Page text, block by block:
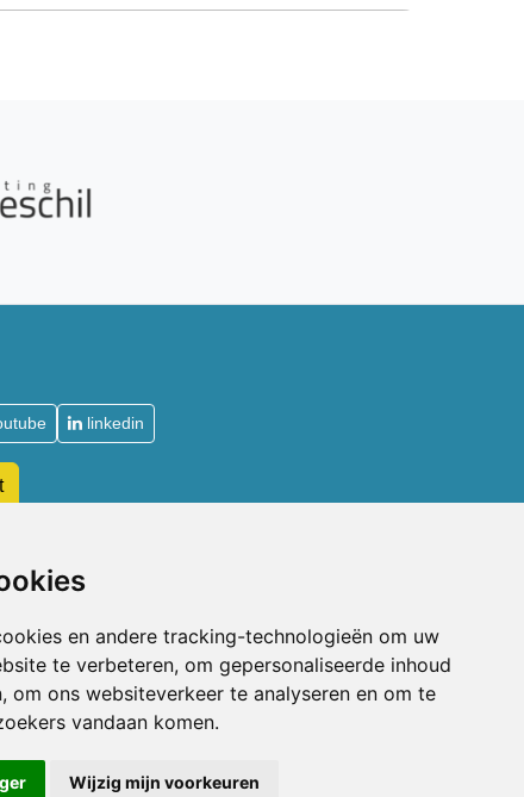
en andere tracking-technologieën om uw
te verbeteren, om gepersonaliseerde inhoud
om ons websiteverkeer te analyseren en om te
vandaan komen.
Wijzig mijn voorkeuren
linkedin
Soorten lidmaatschap NVA
Toelatingsvoorwaarden
Aanmelden voor lidmaatschap
Beroepsaansprakelijkheidsverzekering